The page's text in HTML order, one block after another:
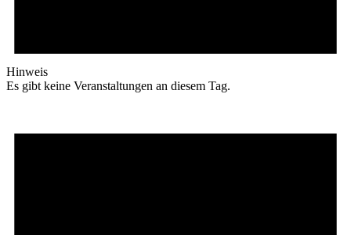
Hinweis
Es gibt keine Veranstaltungen an diesem Tag.